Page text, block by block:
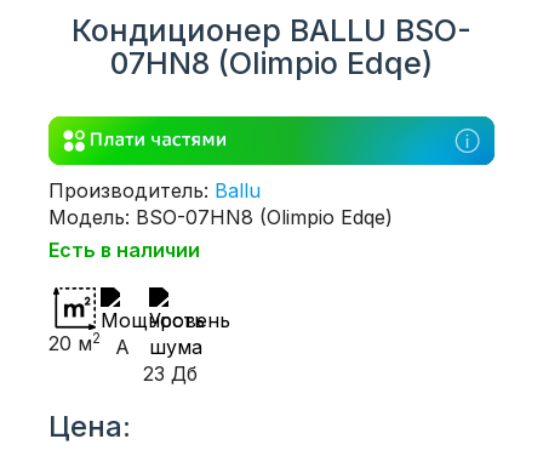
Кондиционер BALLU BSO-
07HN8 (Olimpio Edqe)
Производитель: Ballu
Модель: BSO-07HN8 (Olimpio Edqe)
Есть в наличии
20 м2
A
23 Дб
Цена: